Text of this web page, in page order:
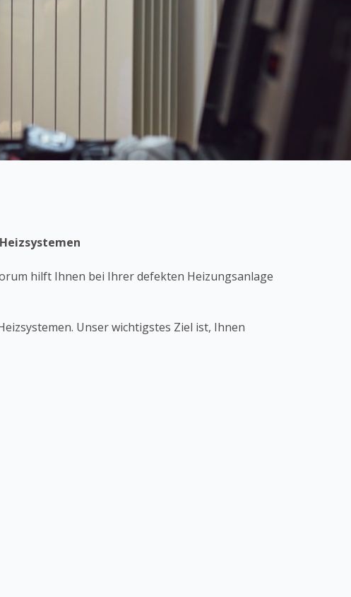
hilft Ihnen bei Ihrer defekten Heizungsanlage
Unser wichtigstes Ziel ist, Ihnen